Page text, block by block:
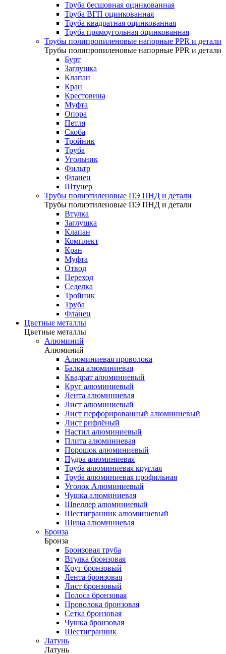
Труба бесшовная оцинкованная
Труба ВГП оцинкованная
Труба квадратная оцинкованная
Труба прямоугольная оцинкованная
Трубы полипропиленовые напорные PPR и детали
Трубы полипропиленовые напорные PPR и детали
Бурт
Заглушка
Клапан
Кран
Крестовина
Муфта
Опора
Петля
Скоба
Тройник
Труба
Угольник
Фильтр
Фланец
Штуцер
Трубы полиэтиленовые ПЭ ПНД и детали
Трубы полиэтиленовые ПЭ ПНД и детали
Втулка
Заглушка
Клапан
Комплект
Кран
Муфта
Отвод
Переход
Седелка
Тройник
Труба
Фланец
Цветные металлы
Цветные металлы
Алюминий
Алюминий
Алюминиевая проволока
Балка алюминиевая
Квадрат алюминиевый
Круг алюминиевый
Лента алюминиевая
Лист алюминиевый
Лист перфорированный алюминиевый
Лист рифлёный
Настил алюминиевый
Плита алюминиевая
Порошок алюминиевый
Пудра алюминиевая
Труба алюминиевая круглая
Труба алюминиевая профильная
Уголок Алюминиевый
Чушка алюминиевая
Швеллер алюминиевый
Шестигранник алюминиевый
Шина алюминиевая
Бронза
Бронза
Бронзовая труба
Втулка бронзовая
Круг бронзовый
Лента бронзовая
Лист бронзовый
Полоса бронзовая
Проволока бронзовая
Сетка бронзовая
Чушка бронзовая
Шестигранник
Латунь
Латунь